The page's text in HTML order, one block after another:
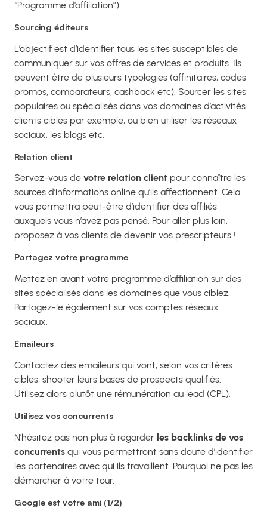
“Programme d’affiliation”).
Sourcing éditeurs
L’objectif est d’identifier tous les sites susceptibles de
communiquer sur vos offres de services et produits. Ils
peuvent être de plusieurs typologies (affinitaires, codes
promos, comparateurs, cashback etc). Sourcer les sites
populaires ou spécialisés dans vos domaines d’activités
clients cibles par exemple, ou bien utiliser les réseaux
sociaux, les blogs etc.
Relation client
Servez-vous de votre relation client pour connaître les
sources d’informations online qu’ils affectionnent. Cela
vous permettra peut-être d’identifier des affiliés
auxquels vous n’avez pas pensé. Pour aller plus loin,
proposez à vos clients de devenir vos prescripteurs !
Partagez votre programme
Mettez en avant votre programme d’affiliation sur des
sites spécialisés dans les domaines que vous ciblez.
Partagez-le également sur vos comptes réseaux
sociaux.
Emaileurs
Contactez des emaileurs qui vont, selon vos critères
cibles, shooter leurs bases de prospects qualifiés.
Utilisez alors plutôt une rémunération au lead (CPL).
Utilisez vos concurrents
N’hésitez pas non plus à regarder les backlinks de vos
concurrents qui vous permettront sans doute d’identifier
les partenaires avec qui ils travaillent. Pourquoi ne pas les
démarcher à votre tour.
Google est votre ami (1/2)